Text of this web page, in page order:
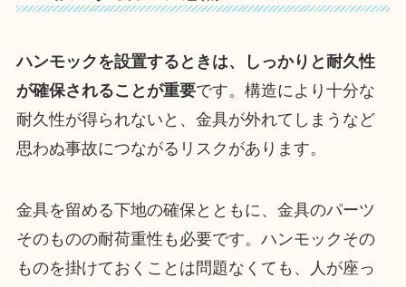
ハンモックを設置するときは、しっかりと耐久性
が確保されることが重要です。構造により十分な
耐久性が得られないと、金具が外れてしまうなど
思わぬ事故につながるリスクがあります。
金具を留める下地の確保とともに、金具のパーツ
そのものの耐荷重性も必要です。ハンモックその
ものを掛けておくことは問題なくても、人が座っ